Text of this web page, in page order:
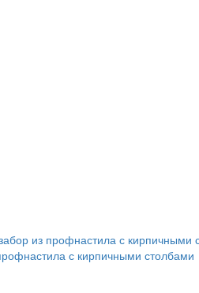
с кирпичными столбами